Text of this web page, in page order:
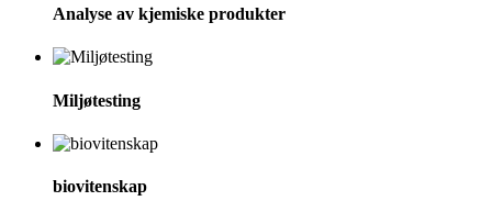
Analyse av kjemiske produkter
Miljøtesting
biovitenskap